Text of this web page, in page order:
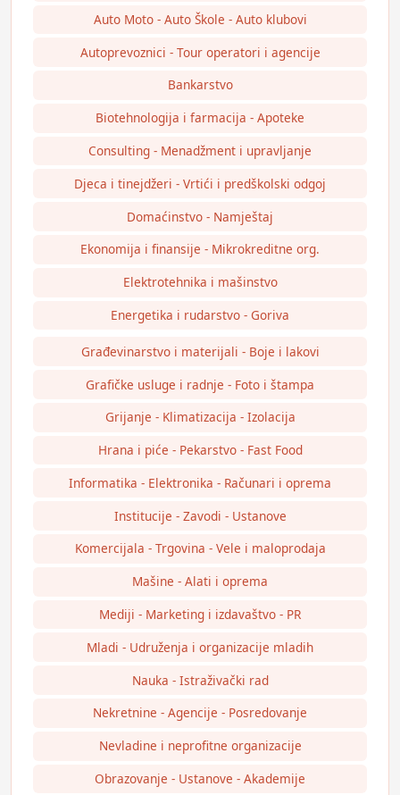
Auto Moto - Auto Škole - Auto klubovi
Autoprevoznici - Tour operatori i agencije
Bankarstvo
Biotehnologija i farmacija - Apoteke
Consulting - Menadžment i upravljanje
Djeca i tinejdžeri - Vrtići i predškolski odgoj
Domaćinstvo - Namještaj
Ekonomija i finansije - Mikrokreditne org.
Elektrotehnika i mašinstvo
Energetika i rudarstvo - Goriva
Građevinarstvo i materijali - Boje i lakovi
Grafičke usluge i radnje - Foto i štampa
Grijanje - Klimatizacija - Izolacija
Hrana i piće - Pekarstvo - Fast Food
Informatika - Elektronika - Računari i oprema
Institucije - Zavodi - Ustanove
Komercijala - Trgovina - Vele i maloprodaja
Mašine - Alati i oprema
Mediji - Marketing i izdavaštvo - PR
Mladi - Udruženja i organizacije mladih
Nauka - Istraživački rad
Nekretnine - Agencije - Posredovanje
Nevladine i neprofitne organizacije
Obrazovanje - Ustanove - Akademije